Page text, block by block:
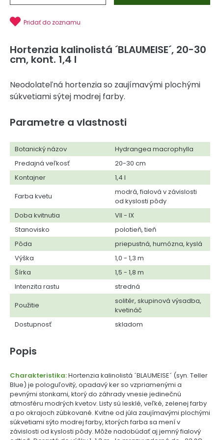
Pridať do zoznamu
Hortenzia kalinolistá ´BLAUMEISE´, 20-30
cm, kont. 1,4 l
Neodolateľná hortenzia so zaujímavými plochými
súkvetiami sýtej modrej farby.
Parametre a vlastnosti
Botanický názov
Hydrangea macrophylla
Predajná veľkosť
20-30 cm
Kontajner
1,4 l
Farba kvetu
modrá, fialová v závislosti
od kyslosti pôdy
Doba kvitnutia
VII - IX
Stanovisko
polotieň, tieň
Pôda
priepustná, humózna, kyslá
Výška
1,0 - 1,3 m
Šírka
1,5 - 1,8 m
Intenzita rastu
stredná
Použitie
solitér, skupinová výsadba,
kvetináč
Dostupnosť
skladom
Popis
Charakteristika:Hortenzia kalinolistá ´BLAUMEISE´ (syn. Teller
Blue) je pologuľovitý, opadavý ker so vzpriamenými a
pevnými stonkami, ktorý do záhrady vnesie jedinečnú
atmosféru modrých kvetov. Listy sú lesklé, veľké, zelenej farby
a po okrajoch zúbkované. Kvitne od júla zaujímavými plochými
súkvetiami sýto modrej farby, ktorých farba sa mení v
závislosti od kyslosti pôdy. Môže nadobúdať aj jemný fialový